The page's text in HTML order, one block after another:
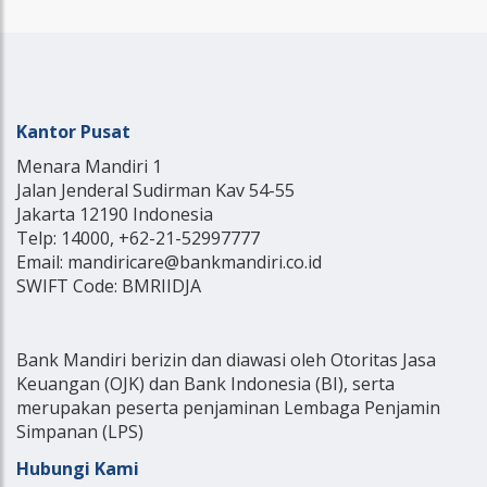
Kantor Pusat
Menara Mandiri 1
Jalan Jenderal Sudirman Kav 54-55
Jakarta 12190 Indonesia
Telp: 14000, +62-21-52997777
Email: mandiricare@bankmandiri.co.id
SWIFT Code: BMRIIDJA
Bank Mandiri berizin dan diawasi oleh Otoritas Jasa
Keuangan (OJK) dan Bank Indonesia (BI), serta
merupakan peserta penjaminan Lembaga Penjamin
Simpanan (LPS)
Hubungi Kami